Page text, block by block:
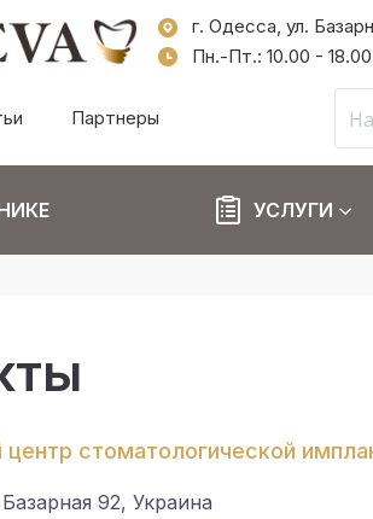
г. Одесса, ул.
Пн.-Пт.: 10.00 -
Партнеры
УСЛУГИ
центр стоматологической
92, Украина